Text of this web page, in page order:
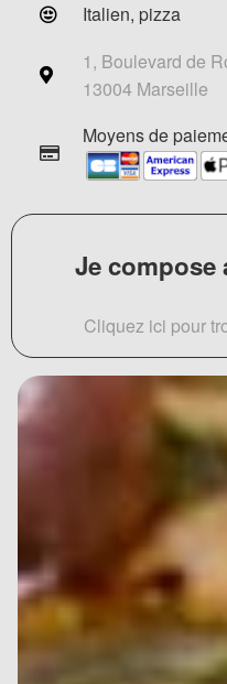
Italien, pizza
1, Boulevard de
13004 Marseille
Moyens de
Je compose
Cliquez ici pour